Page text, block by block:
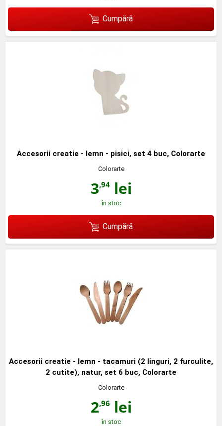
Cumpără
Accesorii creatie - lemn - pisici, set 4 buc, Colorarte
Colorarte
3,94lei
în stoc
Cumpără
Accesorii creatie - lemn - tacamuri (2 linguri, 2 furculite,
2 cutite), natur, set 6 buc, Colorarte
Colorarte
2,96 lei
în stoc